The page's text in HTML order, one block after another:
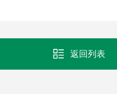
返回列表